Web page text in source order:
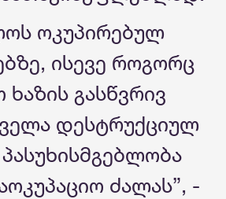
ოკუპირებულ
ისევე როგორც
ხაზის გასწვრივ
დესტრუქციულ
ძალას”, -